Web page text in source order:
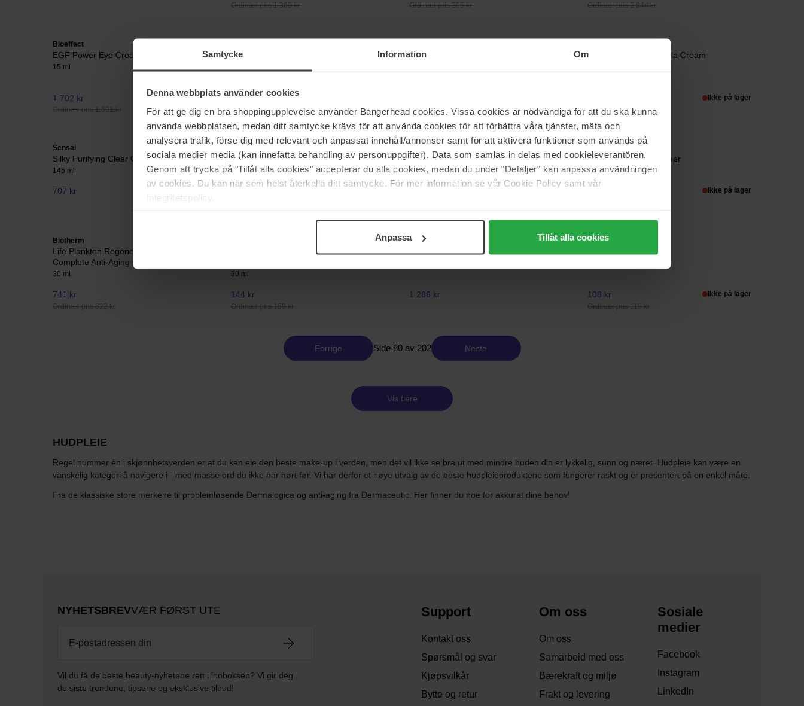
Samtycke Information Om
Denna webbplats använder cookies
För att ge dig en bra shoppingupplevelse använder Bangerhead cookies. Vissa cookies är nödvändiga för att du ska kunna
använda webbplatsen, medan ditt samtycke krävs för att använda cookies för att förbättra våra tjänster, mäta och
analysera trafik, förse dig med relevant och anpassat innehåll/annonser samt för att aktivera funktioner som används på
sociala medier media (kan innefatta behandling av personuppgifter). Data som samlas in delas med cookieleverantören.
Genom att trycka på "Tillåt alla cookies" accepterar du alla cookies, medan du under "Detaljer" kan anpassa användningen
av cookies. Du kan när som helst återkalla ditt samtycke. För mer information se vår Cookie Policy samt vår
Integritetspolicy.
Anpassa Tillåt alla cookies
Ordinær pris 1 360 kr Ordinær pris 305 kr Ordinær pris 2 844 kr
Bioeffect
EGF Power Eye Cream
15 ml
1 702 kr
Ordinær pris 1 891 kr
Wonder Releaf Centella Eye Cream
225 kr
Ordinær pris 277 kr
Benefiance Overnight Wrinkle Resisting
Ordinær pris 1 610 kr
Wonder Releaf Centella Cream
Ikke på lager
Sensai
Silky Purifying Clear Gel Wash
145 ml
707 kr
The Ordinary
Niacinamide 5% Face & Body Emulsion
100 ml
NCEF-Reverse Eyes
15 ml
Vinopure Purifying Toner
200 ml
Ikke på lager
Biotherm
Life Plankton Regenerating Serum
Complete Anti-Aging Care
30 ml
740 kr
Ordinær pris 822 kr
Madagascar Centella Poremizing Fresh
30 ml
144 kr
Ordinær pris 159 kr
Sensai
Cellular Performance
1 286 kr
Lumene
108 kr
Ordinær pris 119 kr
Ikke på lager
Forrige Side 80 av 202 Neste
Vis flere
HUDPLEIE
Regel nummer èn i skjønnhetsverden er at du kan eie den beste make-up i verden, men det vil ikke se bra ut med mindre huden din er lykkelig, sunn og næret. Hudpleie kan være en
vanskelig kategori å navigere i - med masse ord du ikke har hørt før. Vi har derfor et nøye utvalg av de beste hudpleieproduktene som fungerer raskt og er presentert på en enkel måte.
Fra de klassiske store merkene til problemløsende Dermalogica og anti-aging fra Dermaceutic. Her finner du noe for akkurat dine behov!
NYHETSBREVVÆR FØRST UTE
Vil du få de beste beauty-nyhetene rett i innboksen? Vi gir deg
de siste trendene, tipsene og eksklusive tilbud!
Support
Kontakt oss
Spørsmål og svar
Kjøpsvilkår
Bytte og retur
Om oss
Om oss
Samarbeid med oss
Bærekraft og miljø
Frakt og levering
Sosiale
medier
Facebook
Instagram
LinkedIn